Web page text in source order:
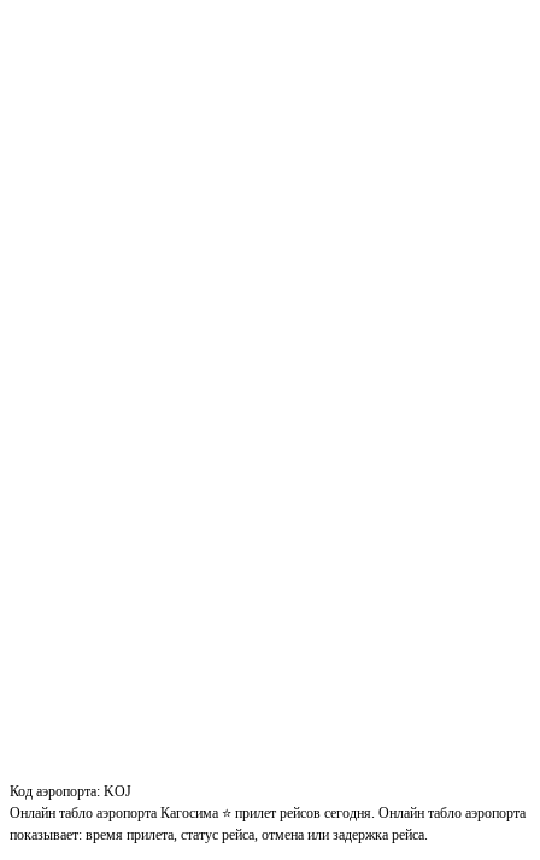
Код аэропорта: KOJ
Онлайн табло аэропорта Кагосима ⭐ прилет рейсов сегодня. Онлайн табло аэропорта
показывает: время прилета, статус рейса, отмена или задержка рейса.